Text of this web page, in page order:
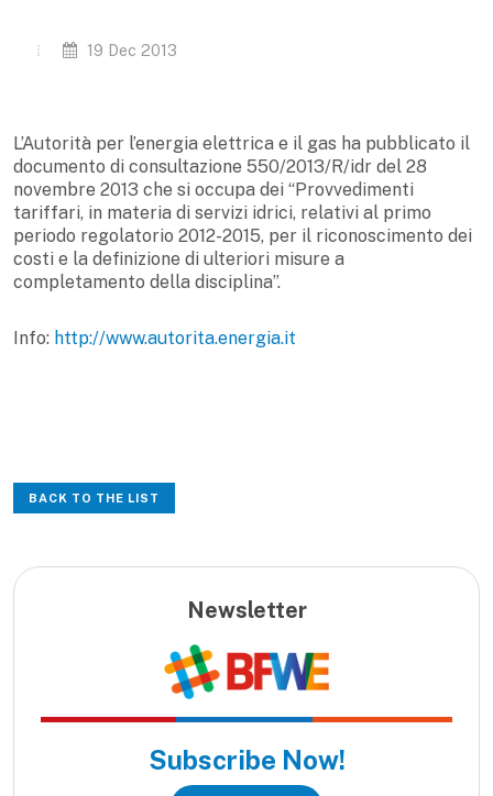
19 Dec 2013
L’Autorità per l’energia elettrica e il gas ha pubblicato il
documento di consultazione 550/2013/R/idr del 28
novembre 2013 che si occupa dei “Provvedimenti
tariffari, in materia di servizi idrici, relativi al primo
periodo regolatorio 2012-2015, per il riconoscimento dei
costi e la definizione di ulteriori misure a
completamento della disciplina”.
Info: http://www.autorita.energia.it
BACK TO THE LIST
Newsletter
Subscribe Now!